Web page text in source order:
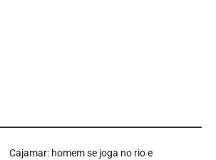
Cajamar: homem se joga no rio e